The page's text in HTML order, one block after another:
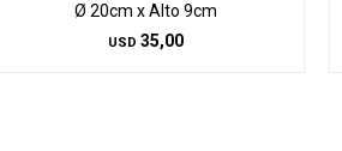
Ø 20cm x Alto 9cm
USD 35,00